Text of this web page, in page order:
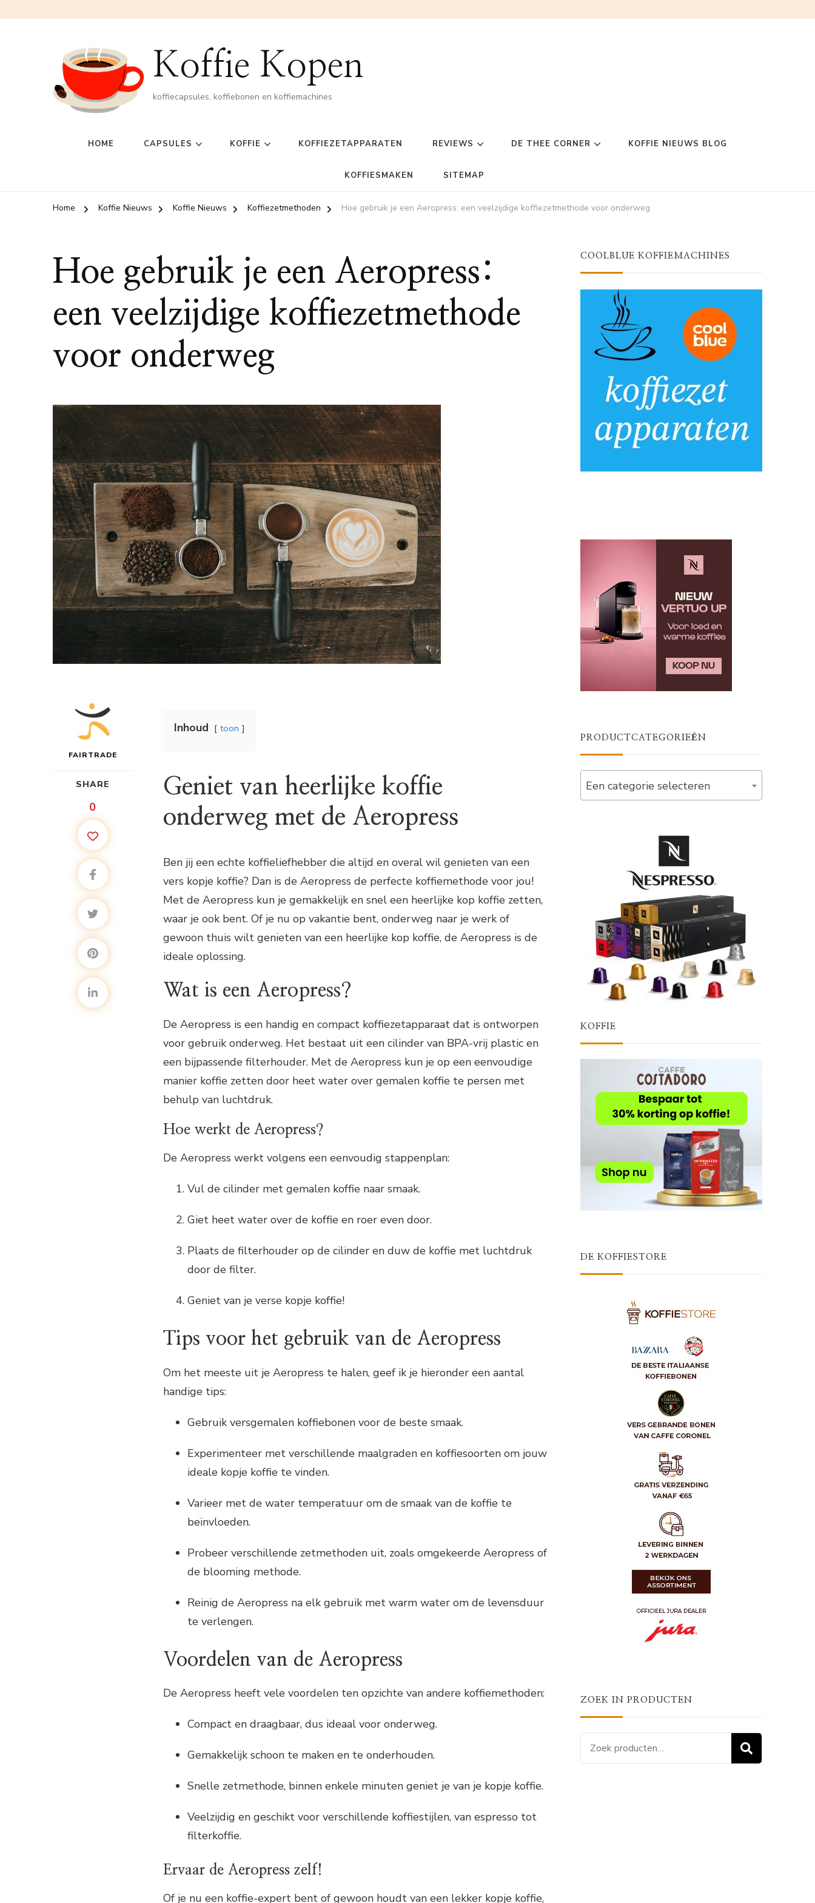
Koffie Kopen
koffiecapsules, koffiebonen en koffiemachines
HOME CAPSULES KOFFIE KOFFIEZETAPPARATEN REVIEWS DE THEE CORNER KOFFIE NIEUWS BLOG
KOFFIESMAKEN SITEMAP
Home Koffie Nieuws Koffie Nieuws Koffiezetmethoden Hoe gebruik je een Aeropress: een veelzijdige koffiezetmethode voor onderweg
Hoe gebruik je een Aeropress:
een veelzijdige koffiezetmethode
voor onderweg
FAIRTRADE
SHARE
0
Inhoud toon
Geniet van heerlijke koffie
onderweg met de Aeropress
Ben jij een echte koffieliefhebber die altijd en overal wil genieten van een
vers kopje koffie? Dan is de Aeropress de perfecte koffiemethode voor jou!
Met de Aeropress kun je gemakkelijk en snel een heerlijke kop koffie zetten,
waar je ook bent. Of je nu op vakantie bent, onderweg naar je werk of
gewoon thuis wilt genieten van een heerlijke kop koffie, de Aeropress is de
ideale oplossing.
Wat is een Aeropress?
De Aeropress is een handig en compact koffiezetapparaat dat is ontworpen
voor gebruik onderweg. Het bestaat uit een cilinder van BPA-vrij plastic en
een bijpassende filterhouder. Met de Aeropress kun je op een eenvoudige
manier koffie zetten door heet water over gemalen koffie te persen met
behulp van luchtdruk.
Hoe werkt de Aeropress?
De Aeropress werkt volgens een eenvoudig stappenplan:
Vul de cilinder met gemalen koffie naar smaak.
Giet heet water over de koffie en roer even door.
Plaats de filterhouder op de cilinder en duw de koffie met luchtdruk
door de filter.
Geniet van je verse kopje koffie!
Tips voor het gebruik van de Aeropress
Om het meeste uit je Aeropress te halen, geef ik je hieronder een aantal
handige tips:
Gebruik versgemalen koffiebonen voor de beste smaak.
Experimenteer met verschillende maalgraden en koffiesoorten om jouw
ideale kopje koffie te vinden.
Varieer met de water temperatuur om de smaak van de koffie te
beïnvloeden.
Probeer verschillende zetmethoden uit, zoals omgekeerde Aeropress of
de blooming methode.
Reinig de Aeropress na elk gebruik met warm water om de levensduur
te verlengen.
Voordelen van de Aeropress
De Aeropress heeft vele voordelen ten opzichte van andere koffiemethoden:
Compact en draagbaar, dus ideaal voor onderweg.
Gemakkelijk schoon te maken en te onderhouden.
Snelle zetmethode, binnen enkele minuten geniet je van je kopje koffie.
Veelzijdig en geschikt voor verschillende koffiestijlen, van espresso tot
filterkoffie.
Ervaar de Aeropress zelf!
Of je nu een koffie-expert bent of gewoon houdt van een lekker kopje koffie,
COOLBLUE KOFFIEMACHINES
PRODUCTCATEGORIEËN
Een categorie selecteren
KOFFIE
DE KOFFIESTORE
ZOEK IN PRODUCTEN
Zoeken
naar: